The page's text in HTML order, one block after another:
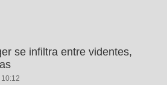
se infiltra entre videntes,